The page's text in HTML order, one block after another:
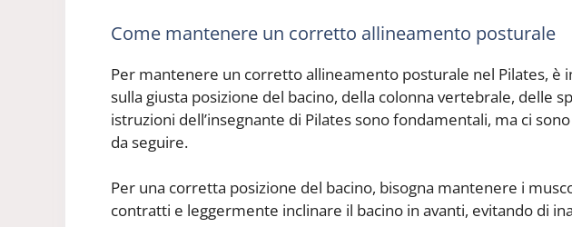
Come mantenere un corretto allineamento posturale
Per mantenere un corretto allineamento posturale nel Pilates, è
sulla giusta posizione del bacino, della colonna vertebrale, delle
istruzioni dell’insegnante di Pilates sono fondamentali, ma ci
da seguire.
Per una corretta posizione del bacino, bisogna mantenere i
contratti e leggermente inclinare il bacino in avanti, evitando di